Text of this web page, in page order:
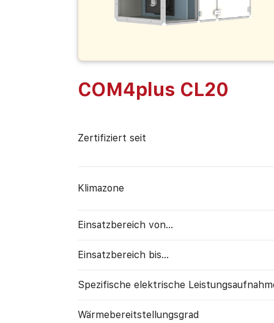
COM4plus CL20
Zertifiziert seit
Klimazone
Einsatzbereich von...
Einsatzbereich bis...
Spezifische elektrische
Wärme­bereitstellungs­grad